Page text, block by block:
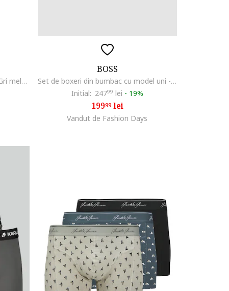
Set de boxeri - 3 perechi, Negru/Gri melange
BOSS
Set de boxeri din bumbac cu model uni - 2 perechi, Negru/Maro camel
Initial: 24799 lei - 19%
19999lei
Vandut de Fashion Days